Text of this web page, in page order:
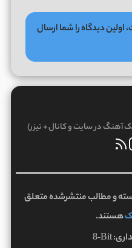
دیدگاه را شما ارسال
در سایت و کانال + تیزر)
و مطالب منتشرشده متعلق
هستند.
8-Bit